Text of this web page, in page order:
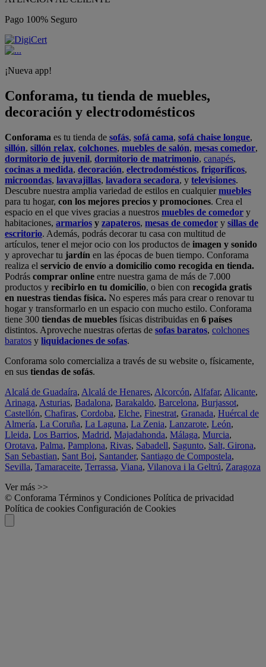
Pago 100% Seguro
¡Nueva app!
Conforama, tu tienda de muebles,
decoración y electrodomésticos
Conforama es tu tienda de sofás, sofá cama, sofá chaise longue,
sillón, sillón relax, colchones, muebles de salón, mesas comedor,
dormitorio de juvenil, dormitorio de matrimonio, canapés,
cocinas a medida, decoración, electrodomésticos, frigoríficos,
microondas, lavavajillas, lavadora secadora, y televisiones.
Descubre nuestra amplia variedad de estilos en cualquiermuebles
para tu hogar, con los mejores precios y promociones. Crea el
espacio en el que vives gracias a nuestros muebles de comedor y
habitaciones, armarios y zapateros, mesas de comedor y sillas de
escritorio. Además, podrás decorar tu casa con multitud de
artículos, tener el mejor ocio con los productos de imagen y sonido
y aprovechar tu jardín en las épocas de buen tiempo. Conforama
realiza el servicio de envío a domicilio como recogida en tienda.
Podrás comprar online entre nuestra gama de más de 7.000
productos y recibirlo en tu domicilio, o bien con recogida gratis
en nuestras tiendas física. No esperes más para crear o renovar tu
hogar y transformarlo en un espacio con mucho estilo. Conforama
tiene 300 tiendas de muebles físicas distribuidas en 6 países
distintos. Aproveche nuestras ofertas de sofas baratos, colchones
baratos y liquidaciones de sofas.
Conforama solo comercializa a través de su website o, físicamente,
en sus tiendas de sofás.
Alcalá de Guadaíra, Alcalá de Henares, Alcorcón, Alfafar, Alicante,
Arinaga, Asturias, Badalona, Barakaldo, Barcelona, Burjassot,
Castellón, Chafiras, Cordoba, Elche, Finestrat, Granada, Huércal de
Almería, La Coruña, La Laguna, La Zenia, Lanzarote, León,
Lleida, Los Barrios, Madrid, Majadahonda, Málaga, Murcia,
Orotava, Palma, Pamplona, Rivas, Sabadell, Sagunto, Salt, Girona,
San Sebastian, Sant Boi, Santander, Santiago de Compostela,
Sevilla, Tamaraceite, Terrassa, Viana, Vilanova i la Geltrú, Zaragoza
Ver más >>
© Conforama Términos y Condiciones Política de privacidad
Política de cookies Configuración de Cookies